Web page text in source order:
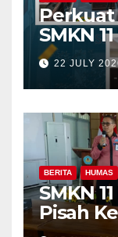
Perkuat
SMKN
22 JULY
BERITA HUMAS
SMKN
Pisah
Tenaga